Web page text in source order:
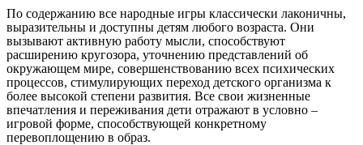
По содержанию все народные игры классически лаконичны,
выразительны и доступны детям любого возраста. Они
вызывают активную работу мысли, способствуют
расширению кругозора, уточнению представлений об
окружающем мире, совершенствованию всех психических
процессов, стимулирующих переход детского организма к
более высокой степени развития. Все свои жизненные
впечатления и переживания дети отражают в условно –
игровой форме, способствующей конкретному
перевоплощению в образ.